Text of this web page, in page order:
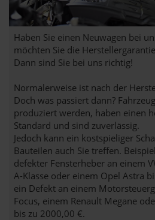
Haben Sie einen Neuwagen bei
möchten Sie die
Dann sind Sie bei uns richtig!
Normalerweise ist nach der
Doch was passiert dann?
produziert werden, haben einen
Standard und sind zuverlässig.
Jedoch kann ein kostspieliger
Bauteilen auch Sie treffen.
defekter Fensterheber an einem
A-Klasse oder einem Opel Astra
ein Defekt an einem
Focus, einem Renault Megane
bis zu 2000,00 €.